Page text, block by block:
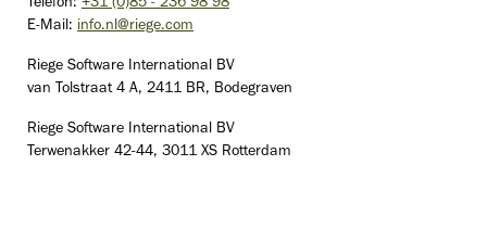
Telefon: +31 (0)85 - 236 98 98
E-Mail: info.nl@riege.com
Riege Software International BV
van Tolstraat 4 A, 2411 BR, Bodegraven
Riege Software International BV
Terwenakker 42-44, 3011 XS Rotterdam